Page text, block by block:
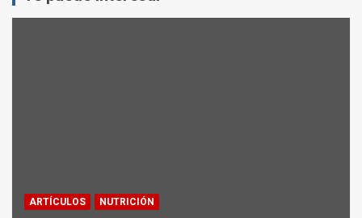
ARTÍCULOS NUTRICIÓN